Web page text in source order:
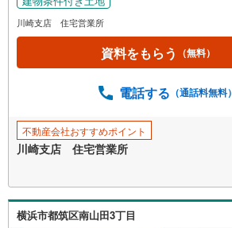
川崎支店 住宅営業所
資料をもらう （無料）
電話する （通話料無料）
不動産会社おすすめポイント
川崎支店 住宅営業所
横浜市都筑区南山田3丁目